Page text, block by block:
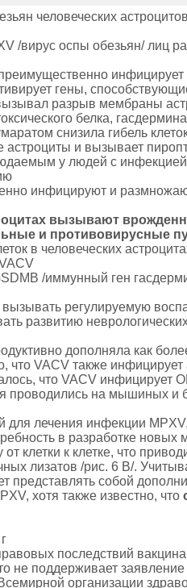
человеческих
/вирус оспы обезьян/ лиц
инфицирует
гены,
разрыв мембраны
белка,
снизила гибель
и вызывает
у людей с
инфицируют и
вызывают
и противовирусные
в человеческих
/иммунный ген
регулируемую
развитию
дополняла как
что VACV также инфицирует
что VACV инфицирует
проводились на мышиных и
для лечения инфекции
в разработке новых
клетки к клетке, что
лизатов /рис. 6 B/.
представлять собой
хотя также известно, что
последствий
не поддерживает
организации